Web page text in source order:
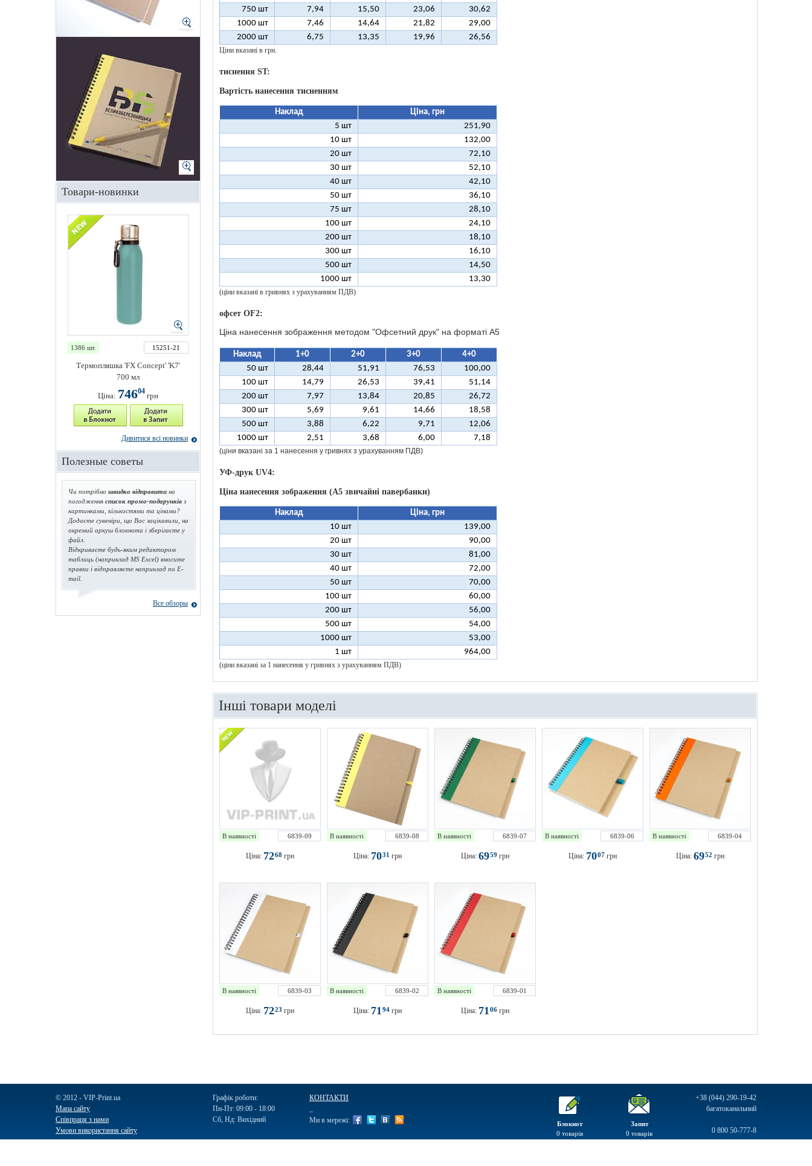
750 шт
7,94 15,50 23,06
30,62
1000 шт
7,46 14,64 21,82
29,00
2000 шт
6,75 13,35 19,96 26,56
Ціни вказані в грн.
тиснення ST:
Вартість нанесення тисненням
Наклад
Ціна, грн
5 шт
251,90
10 шт
132,00
20 шт
72,10
30 шт
52,10
40 шт
42,10
50 шт
36,10
75 шт
28,10
100 шт
24,10
200 шт
18,10
300 шт
16,10
500 шт
14,50
1000 шт
13,30
(ціни вказані в гривнях з урахуванням ПДВ)
офсет OF2:
Ціна нанесення зображення методом "Офсетний друк" на форматі A5
Наклад 1+0 2+0 3+0
4+0
50 шт
28,44 51,91 76,53
100,00
100 шт
14,79 26,53 39,41
51,14
200 шт
7,97 13,84 20,85
26,72
300 шт
5,69 9,61 14,66
18,58
500 шт
3,88 6,22 9,71
12,06
1000 шт
2,51 3,68 6,00 7,18
(ціни вказані за 1 нанесення у гривнях з урахуванням ПДВ)
УФ-друк UV4:
Ціна нанесення зображення (А5 звичайні павербанки)
Наклад
Ціна, грн
10 шт
139,00
20 шт
90,00
30 шт
81,00
40 шт
72,00
50 шт
70,00
100 шт
60,00
200 шт
56,00
500 шт
54,00
1000 шт
53,00
1 шт
964,00
(ціни вказані за 1 нанесення у гривнях з урахуванням ПДВ)
Інші товари моделі
В наявності 6839-09
Ціна: 7268 грн
В наявності 6839-08
Ціна: 7031 грн
В наявності 6839-07
Ціна: 6959 грн
В наявності 6839-06
Ціна: 7007 грн
В наявності 6839-04
Ціна: 6952 грн
В наявності 6839-03
Ціна: 7223 грн
В наявності 6839-02
Ціна: 7194 грн
В наявності 6839-01
Ціна: 7106 грн
Товари-новинки
1386 шт. 15251-21
Термопляшка 'FX Concept' 'K7'
700 мл
Ціна: 74604 грн
Дивитися всі новинки
Полезные советы
Чи потрібно швидко відправити на
погодження список промо-подарунків з
картинками, кількостями та цінами?
Додаєте сувеніри, що Вас зацікавили, на
окремий аркуш блокнота і зберігаєте у
файл.
Відкриваєте будь-яким редактором
таблиць (наприклад MS Excel) вносите
правки і відправляєте наприклад по E-
mail.
Все обзоры
+38 (044) 290-19-42
багатоканальний
0 800 50-777-8
Запит
0 товарів
Блокнот
0 товарів
© 2012 - VIP-Print.ua
Мапа сайту
Співпраця з нами
Умови використання сайту
Графік роботи:
Пн-Пт: 09:00 - 18:00
Сб, Нд: Вихідний
КОНТАКТИ
Ми в мережі: